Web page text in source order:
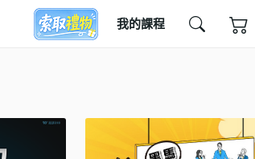
我的課程